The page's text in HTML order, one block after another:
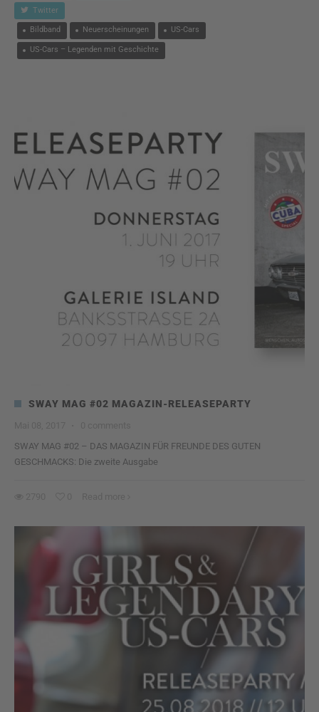
Twitter
Bildband Neuerscheinungen US-Cars
US-Cars – Legenden mit Geschichte
SWAY MAG #02 MAGAZIN-RELEASEPARTY
SWAY MAG #02 – DAS MAGAZIN FÜR FREUNDE DES GUTEN
GESCHMACKS: Die zweite Ausgabe